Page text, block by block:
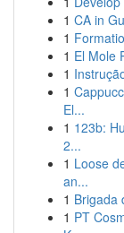
1 CA in
1
1 El Mole
1
1
El...
1 123b:
2...
1 Loose
an...
1 Brigada
1 PT